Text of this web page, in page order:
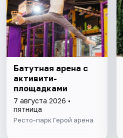
Батутная арена с
активити-
площадками
7 августа 2026 •
пятница
Ресто-парк Герой арена